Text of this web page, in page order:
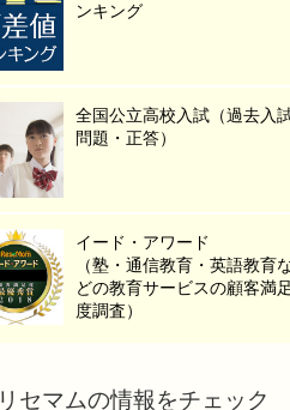
ンキング
全国公立高校入試（過去入
問題・正答）
イード・アワード
（塾・通信教育・英語教育
どの教育サービスの顧客満足
度調査）
リセマムの情報をチェック